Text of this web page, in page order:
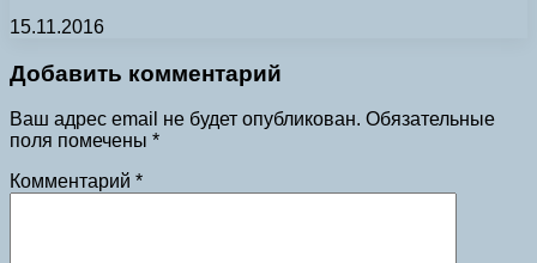
15.11.2016
Добавить комментарий
Ваш адрес email не будет опубликован. Обязательные
поля помечены *
Комментарий *